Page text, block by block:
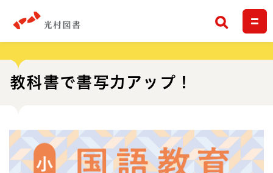
検索
教科書で書写力アップ！